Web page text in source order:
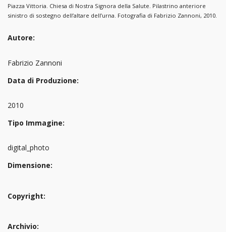
Piazza Vittoria. Chiesa di Nostra Signora della Salute. Pilastrino anteriore
sinistro di sostegno dell’altare dell’urna. Fotografia di Fabrizio Zannoni, 2010.
Autore:
Fabrizio Zannoni
Data di Produzione:
2010
Tipo Immagine:
digital_photo
Dimensione:
Copyright:
Archivio: